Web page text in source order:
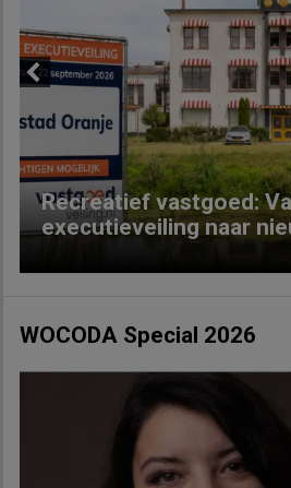
Recreatief vastgoed:
executieveiling naar
WOCODA Special 2026